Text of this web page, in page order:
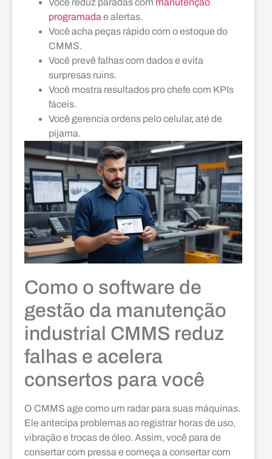
programada e alertas.
Você acha peças rápido com o estoque do
CMMS.
Você prevê falhas com dados e evita
surpresas ruins.
Você mostra resultados pro chefe com KPIs
fáceis.
Você gerencia ordens pelo celular, até de
pijama.
Como o software de
gestão da manutenção
industrial CMMS reduz
falhas e acelera
consertos para você
O CMMS age como um radar para suas máquinas.
Ele antecipa problemas ao registrar horas de uso,
vibração e trocas de óleo. Assim, você para de
consertar com pressa e começa a consertar com